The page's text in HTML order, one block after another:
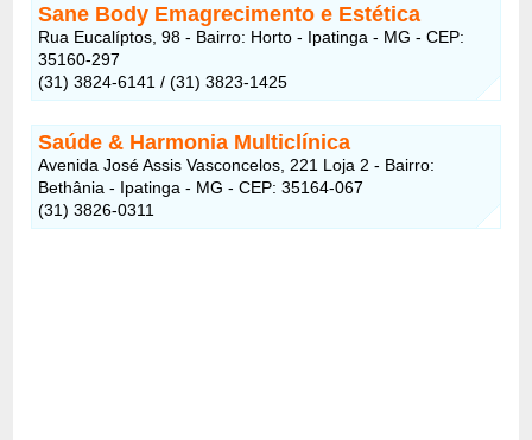
Sane Body Emagrecimento e Estética
Rua Eucalíptos, 98 - Bairro: Horto - Ipatinga - MG - CEP:
35160-297
(31) 3824-6141 / (31) 3823-1425
Saúde & Harmonia Multiclínica
Avenida José Assis Vasconcelos, 221 Loja 2 - Bairro:
Bethânia - Ipatinga - MG - CEP: 35164-067
(31) 3826-0311